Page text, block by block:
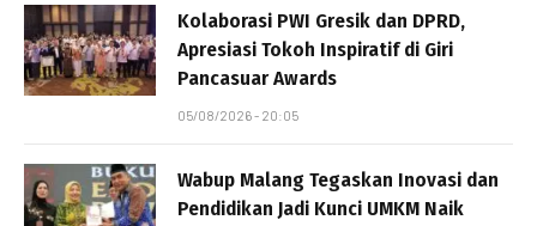
Kolaborasi PWI Gresik dan DPRD,
Apresiasi Tokoh Inspiratif di Giri
Pancasuar Awards
05/08/2026 - 20:05
Wabup Malang Tegaskan Inovasi dan
Pendidikan Jadi Kunci UMKM Naik